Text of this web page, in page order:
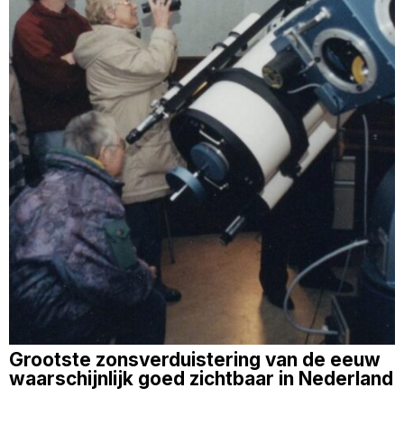
Grootste zonsverduistering van de eeuw
waarschijnlijk goed zichtbaar in Nederland